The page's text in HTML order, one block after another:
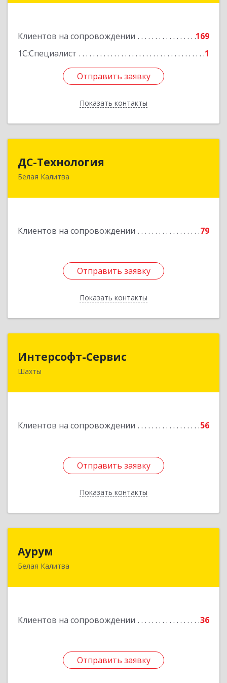
Клиентов на сопровождении
169
1С:Специалист
1
Отправить заявку
Показать контакты
Подробнее
Отправить заявку
Назад
ДС-Технология
Белая Калитва
Клиентов на сопровождении 79
Отправить заявку
Показать контакты
347045, Ростовская обл, Белокалитвинский р-н,
Отправить заявку
Назад
Интерсофт-Сервис
Шахты
Клиентов на сопровождении 56
Отправить заявку
Показать контакты
346480, Ростовская обл, Шахты г, Советская ул,
Отправить заявку
Назад
Аурум
Белая Калитва
Клиентов на сопровождении 36
Отправить заявку
347044, Ростовская обл, Белокалитвинский р-н,
Отправить заявку